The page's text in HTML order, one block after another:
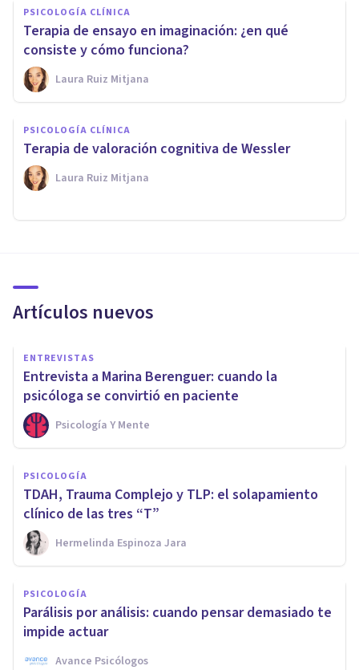
PSICOLOGÍA CLÍNICA
Terapia de ensayo en imaginación: ¿en qué
consiste y cómo funciona?
Laura Ruiz Mitjana
PSICOLOGÍA CLÍNICA
Terapia de valoración cognitiva de Wessler
Laura Ruiz Mitjana
Artículos nuevos
ENTREVISTAS
Entrevista a Marina Berenguer: cuando la
psicóloga se convirtió en paciente
Psicología Y Mente
PSICOLOGÍA
TDAH, Trauma Complejo y TLP: el solapamiento
clínico de las tres “T”
Hermelinda Espinoza Jara
PSICOLOGÍA
Parálisis por análisis: cuando pensar demasiado te
impide actuar
Avance Psicólogos